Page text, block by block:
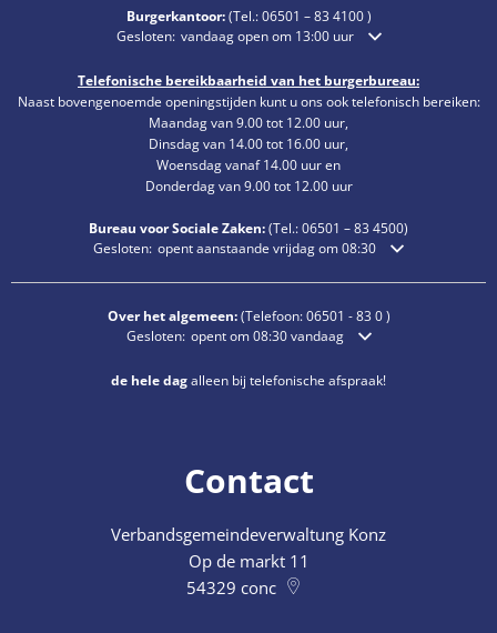
Burgerkantoor:(Tel.:06501 – 83 4100)
Klik om extra openings- of sluitingstijden te verbergen
Gesloten: vandaag open om 13:00 uur
Telefonische bereikbaarheid van het burgerbureau:
Naast bovengenoemde openingstijden kunt u ons ook telefonisch bereiken:
Maandag van 9.00 tot 12.00 uur,
Dinsdag van 14.00 tot 16.00 uur,
Woensdag vanaf 14.00 uur en
Donderdag van 9.00 tot 12.00 uur
Bureau voor Sociale Zaken:(Tel.:06501 – 834500)
Klik om extra openings- of sluitingstijden te verbergen
Gesloten: opent aanstaande vrijdag om 08:30
Over het algemeen:(Telefoon:06501 - 83 0)
Klik om extra openings- of sluitingstijden te verbergen
Gesloten: opent om 08:30 vandaag
de hele dagalleen bij telefonische afspraak!
Contact
Verbandsgemeindeverwaltung Konz
Op de markt 11
54329 conc